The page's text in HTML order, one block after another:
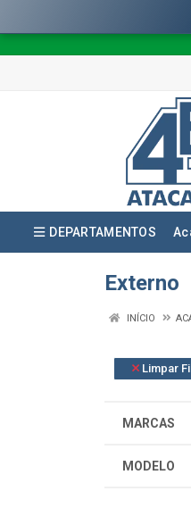
DEPARTAMENTOS
Externo
INÍCIO
Limpar
MARCAS
MODELO